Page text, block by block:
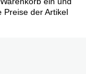
Preise der Artikel